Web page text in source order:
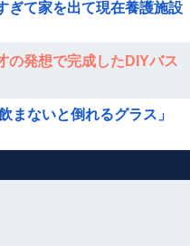
ぎて家を出て現在養護施設
の発想で完成したDIYバス
まないと倒れるグラス」